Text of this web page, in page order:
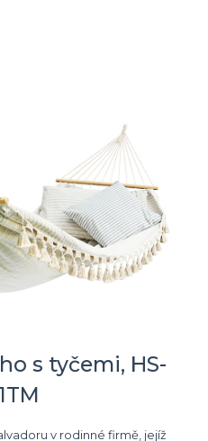
s tyčemi, HS-
v rodinné firmě, jejíž